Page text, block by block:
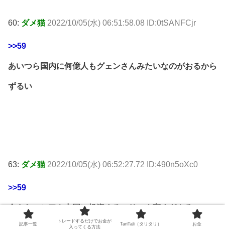
60: ダメ猫 2022/10/05(水) 06:51:58.08 ID:0tSANFCjr
>>59
あいつら国内に何億人もグェンさんみたいなのがおるから
ずるい
63: ダメ猫 2022/10/05(水) 06:52:27.72 ID:490n5oXc0
>>59
今さらロシアや中国に投資するのリスク高すぎやろ
記事一覧
トレードするだけでお金が
入ってくる方法
TariTali（タリタリ） お金